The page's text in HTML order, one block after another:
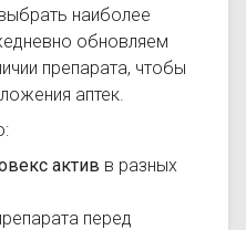
наиболее
обновляем
препарата, чтобы
аптек.
актив в разных
перед